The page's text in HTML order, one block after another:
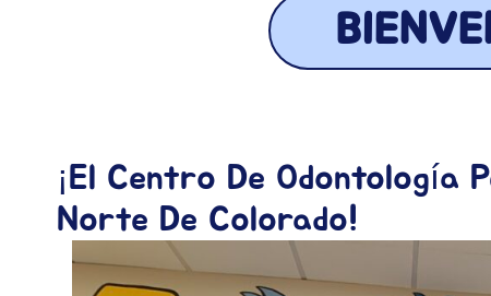
¡El Centro De Odontología
Norte De Colorado!